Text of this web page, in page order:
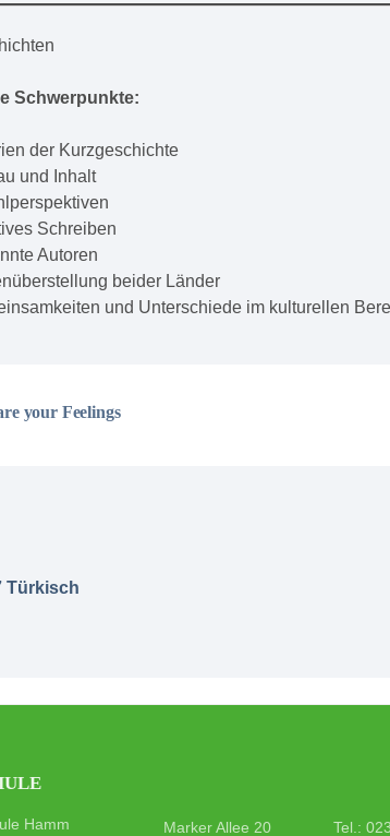
Schwerpunkte:
der Kurzgeschichte
und Inhalt
Schreiben
Autoren
beider Länder
und Unterschiede im kulturellen
your Feelings
Türkisch
Hamm Marker Allee 20 Tel.: